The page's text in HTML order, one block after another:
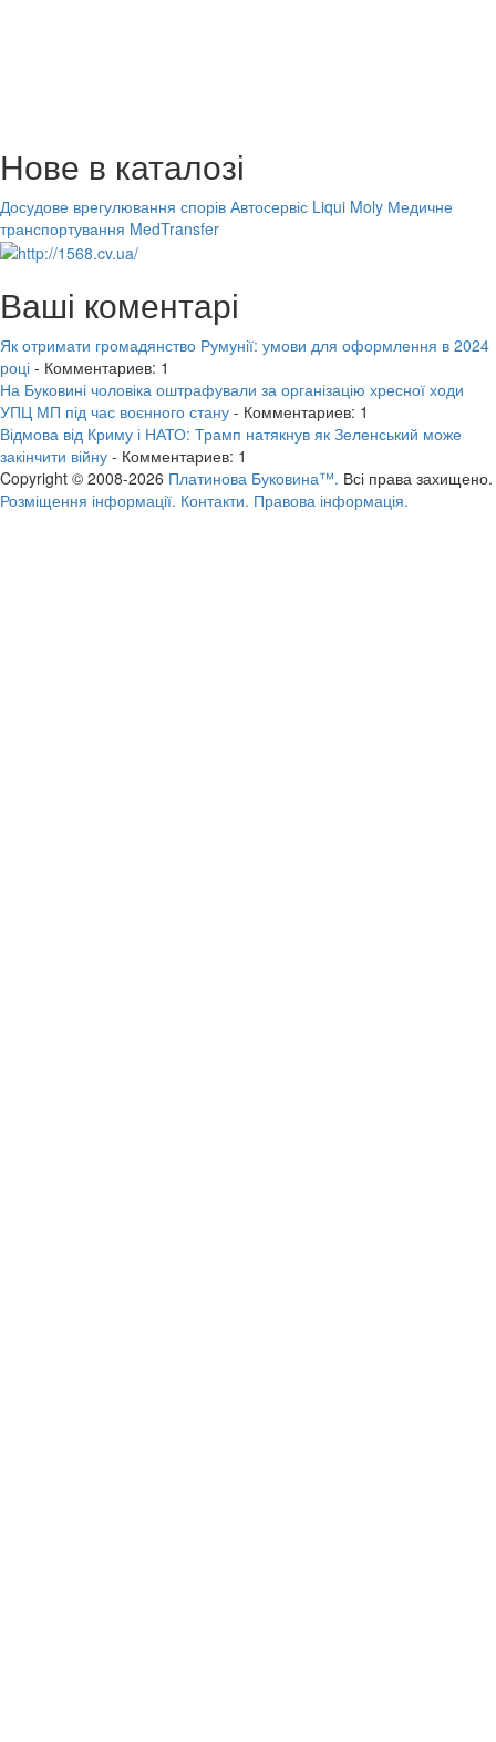
Нове в каталозі
Досудове врегулювання спорів Автосервіс Liqui Moly Медичне
транспортування MedTransfer
Ваші коментарі
Як отримати громадянство Румунії: умови для оформлення в 2024
році - Комментариев: 1
На Буковині чоловіка оштрафували за організацію хресної ходи
УПЦ МП під час воєнного стану - Комментариев: 1
Відмова від Криму і НАТО: Трамп натякнув як Зеленський може
закінчити війну - Комментариев: 1
Copyright © 2008-2026 Платинова Буковина™. Всі права захищено.
Розміщення інформації. Контакти. Правова інформація.